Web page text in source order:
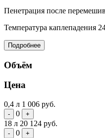
Пенетрация после
Температура каплепадения
Подробнее
Объём
Цена
0,4 л 1 006 руб.
- 0 +
18 л 20 124 руб.
- 0 +